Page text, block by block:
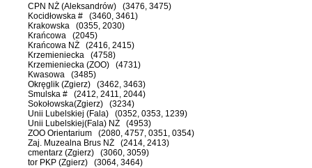
CPN NŻ (Aleksandrów) (3476, 3475)
Kocidłowska # (3460, 3461)
Krakowska (0355, 2030)
Krańcowa (2045)
Krańcowa NŻ (2416, 2415)
Krzemieniecka (4758)
Krzemieniecka (ZOO) (4731)
Kwasowa (3485)
Okręglik (Zgierz) (3462, 3463)
Smulska # (2412, 2411, 2044)
Sokołowska(Zgierz) (3234)
Unii Lubelskiej (Fala) (0352, 0353, 1239)
Unii Lubelskiej(Fala) NŻ (4953)
ZOO Orientarium (2080, 4757, 0351, 0354)
Zaj. Muzealna Brus NŻ (2414, 2413)
cmentarz (Zgierz) (3060, 3059)
tor PKP (Zgierz) (3064, 3464)